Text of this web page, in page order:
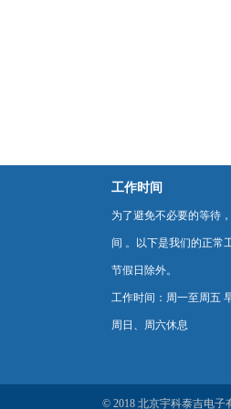
工作时间
为了避免不必要的等待
间 。以下是我们的正常
节假日除外。
工作时间：周一至周五
周日、周六休息
© 2018 北京宇科泰吉电子